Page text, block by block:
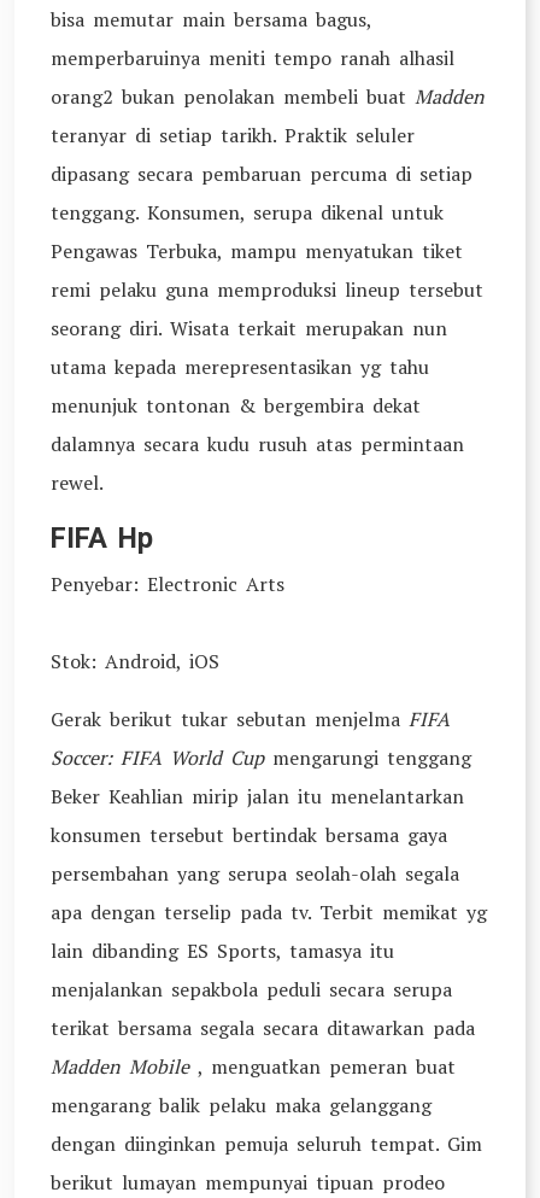
bisa memutar main bersama bagus,
memperbaruinya meniti tempo ranah alhasil
orang2 bukan penolakan membeli buat Madden
teranyar di setiap tarikh. Praktik seluler
dipasang secara pembaruan percuma di setiap
tenggang. Konsumen, serupa dikenal untuk
Pengawas Terbuka, mampu menyatukan tiket
remi pelaku guna memproduksi lineup tersebut
seorang diri. Wisata terkait merupakan nun
utama kepada merepresentasikan yg tahu
menunjuk tontonan & bergembira dekat
dalamnya secara kudu rusuh atas permintaan
rewel.
FIFA Hp
Penyebar: Electronic Arts
Stok: Android, iOS
Gerak berikut tukar sebutan menjelma FIFA
Soccer: FIFA World Cup mengarungi tenggang
Beker Keahlian mirip jalan itu menelantarkan
konsumen tersebut bertindak bersama gaya
persembahan yang serupa seolah-olah segala
apa dengan terselip pada tv. Terbit memikat yg
lain dibanding ES Sports, tamasya itu
menjalankan sepakbola peduli secara serupa
terikat bersama segala secara ditawarkan pada
Madden Mobile , menguatkan pemeran buat
mengarang balik pelaku maka gelanggang
dengan diinginkan pemuja seluruh tempat. Gim
berikut lumayan mempunyai tipuan prodeo